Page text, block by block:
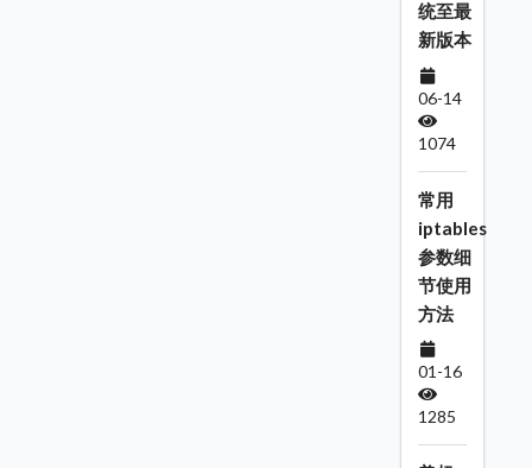
统至最
新版本
06-14
1074
常用
iptables
参数细
节使用
方法
01-16
1285